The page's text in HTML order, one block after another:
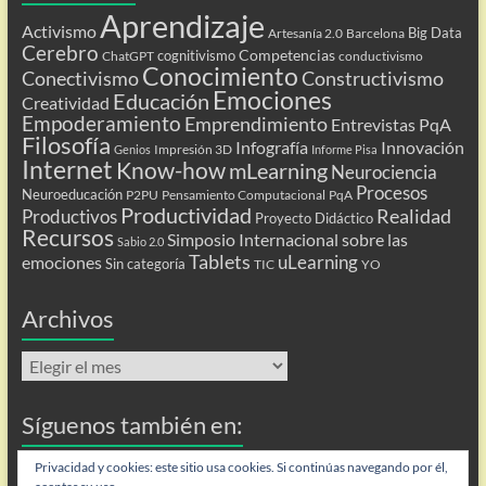
Activismo Aprendizaje Artesanía 2.0 Barcelona Big Data
Cerebro ChatGPT cognitivismo Competencias conductivismo
ConectivismoConocimientoConstructivismo
Creatividad Educación Emociones
Empoderamiento Emprendimiento Entrevistas PqA
Filosofía Genios Impresión 3D Infografía Informe Pisa Innovación
Internet Know-howmLearning Neurociencia
Neuroeducación P2PU Pensamiento Computacional PqA Procesos
Productivos Productividad Proyecto Didáctico Realidad
Recursos Sabio 2.0 Simposio Internacional sobre las
emociones Sin categoría Tablets TIC uLearning YO
Archivos
Archivos
Síguenos también en:
Flip
Privacidad y cookies: este sitio usa cookies. Si continúas navegando por él,